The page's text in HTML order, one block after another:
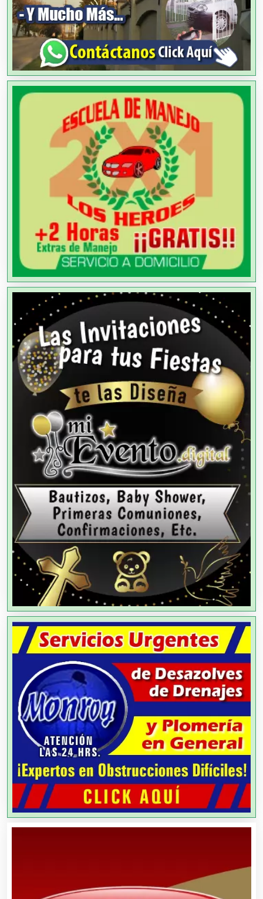
Albercas
Alimentos
Almacenaje
Alquiler de Autos
Alquiler de Equipos para Fiestas
Alquiler de Sillas y Mesas
Alquiler de Trajes de Etiqueta
Alta Costura
Aluminio
Ambulancias
Análisis Clínicos
Análisis de Aguas
Animadores de Eventos
Aparatos y Equipos Eléctricos
Arquitectos
Artes Gráficas
Artesanías
Artículos de Oficina
Artículos de Piel